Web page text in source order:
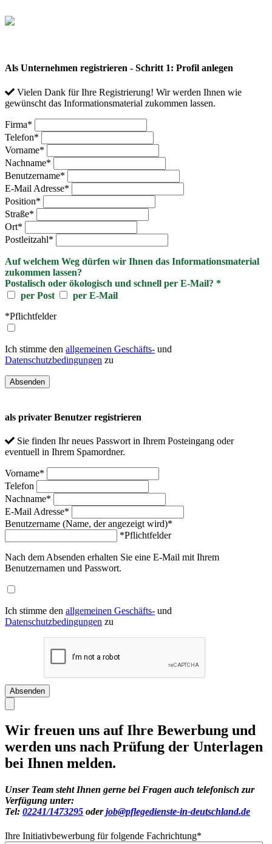
Als Unternehmen registrieren - Schritt 1: Profil anlegen
Vielen Dank für Ihre Registrierung! Wir werden Ihnen wie
gewünscht das Informationsmaterial zukommen lassen.
Firma*
Telefon*
Vorname*
Nachname*
Benutzername*
E-Mail Adresse*
Position*
Straße*
Ort*
Postleitzahl*
Auf welchem Weg dürfen wir Ihnen das Informationsmaterial
zukommen lassen?
Postalisch oder ökologisch und schnell per E-Mail? *
per Post
per E-Mail
*Pflichtfelder
Ich stimme den allgemeinen Geschäfts- und
Datenschutzbedingungen zu
als privater Benutzer registrieren
Sie finden Ihr neues Passwort in Ihrem Posteingang oder
eventuell in Ihrem Spamordner.
Vorname*
Telefon
Nachname*
E-Mail Adresse*
Benutzername (Name, der angezeigt wird)*
*Pflichtfelder
Nach dem Absenden erhalten Sie eine E-Mail mit Ihrem
Benutzernamen und Passwort.
Ich stimme den allgemeinen Geschäfts- und
Datenschutzbedingungen zu
Wir freuen uns auf Ihre Bewerbung und
werden uns nach Prüfung der Unterlagen
bei Ihnen melden.
Unser Team steht Ihnen gerne bei Fragen auch telefonisch zur
Verfügung unter:
Tel: 02241/1473295 oderjob@pflegedienste-in-deutschland.de
Ihre Initiativbewerbung für folgende Fachrichtung*